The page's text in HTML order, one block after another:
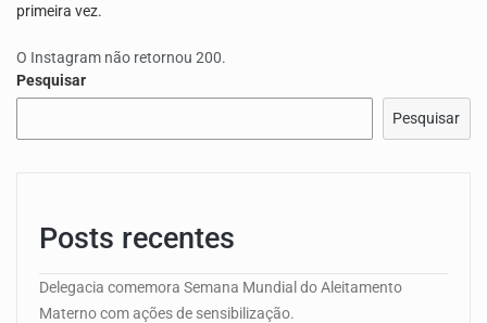
primeira vez.
O Instagram não retornou 200.
Pesquisar
Pesquisar
Posts recentes
Delegacia comemora Semana Mundial do Aleitamento
Materno com ações de sensibilização.